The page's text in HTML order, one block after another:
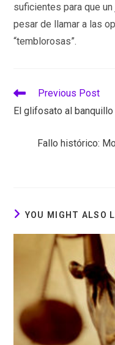
suficientes para que
pesar de llamar a las
“temblorosas”.
Read
articles
Previous Post
El glifosato al
Fallo histórico:
YOU MIGHT ALSO